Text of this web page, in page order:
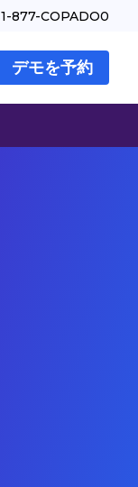
1-877-COPADO0
デモを予約